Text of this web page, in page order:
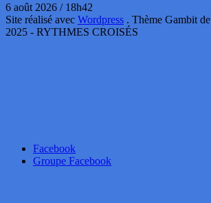
6 août 2026 / 18h42
Site réalisé avec Wordpress . Thème Gambit de
2025 - RYTHMES CROISÉS
Facebook
Groupe Facebook